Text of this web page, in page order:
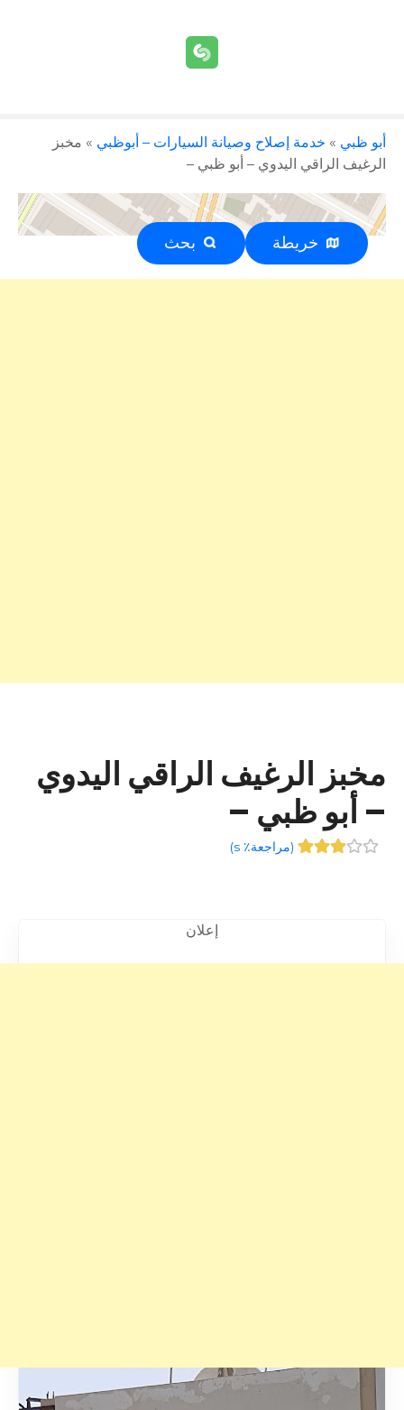
أبو ظبي » خدمة إصلاح وصيانة السيارات – أبوظبي » مخبز
الرغيف الراقي اليدوي – أبو ظبي –
خريطة بحثإعلان
مخبز الرغيف الراقي اليدوي
– أبو ظبي –
(مراجعة٪ s )
إعلان